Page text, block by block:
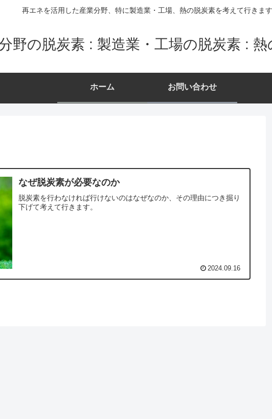
再エネを活用した産業分野、特に製造業・工場、熱の脱炭素を考えて行きます
野の脱炭素 : 製造業・工場の脱炭素 : 熱
ホーム お問い合わせ
なぜ脱炭素が必要なのか
脱炭素を行わなければ行けないのはなぜなのか、その理由につき掘り
下げて考えて行きます。
2024.09.16